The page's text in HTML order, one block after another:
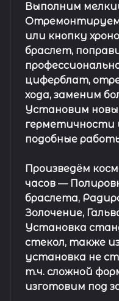
Выполним
Отремонтируем
или кнопку
браслет,
циферблат,
хода, заменим
Установим
подобные
Произведём
часов —
браслета,
Золочение,
Установка
стекол, также
установка не
т.ч. сложной
изготовим под